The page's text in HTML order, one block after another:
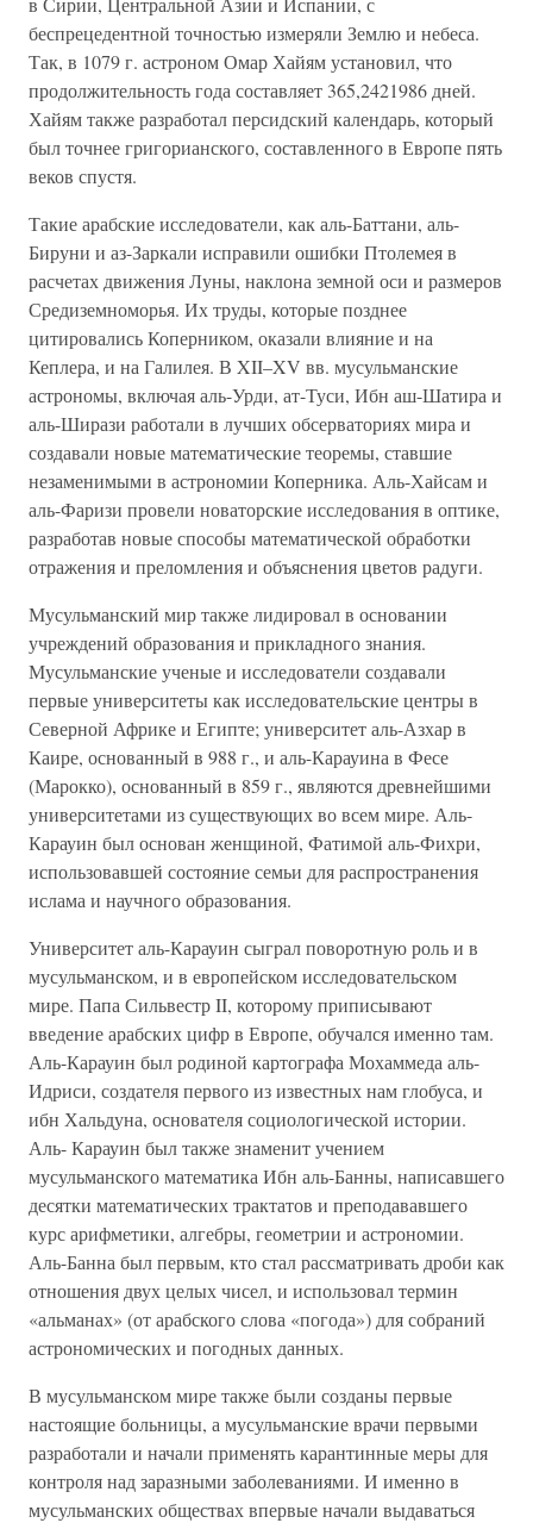
беспрецедентной точностью измеряли Землю и небеса.
Так, в 1079 г. астроном Омар Хайям установил, что
продолжительность года составляет 365,2421986 дней.
Хайям также разработал персидский календарь, который
был точнее григорианского, составленного в Европе пять
веков спустя.
Такие арабские исследователи, как аль-Баттани, аль-
Бируни и аз-Заркали исправили ошибки Птолемея в
расчетах движения Луны, наклона земной оси и размеров
Средиземноморья. Их труды, которые позднее
цитировались Коперником, оказали влияние и на
Кеплера, и на Галилея. В XII–XV вв. мусульманские
астрономы, включая аль-Урди, ат-Туси, Ибн аш-Шатира и
аль-Ширази работали в лучших обсерваториях мира и
создавали новые математические теоремы, ставшие
незаменимыми в астрономии Коперника. Аль-Хайсам и
аль-Фаризи провели новаторские исследования в оптике,
разработав новые способы математической обработки
отражения и преломления и объяснения цветов радуги.
Мусульманский мир также лидировал в основании
учреждений образования и прикладного знания.
Мусульманские ученые и исследователи создавали
первые университеты как исследовательские центры в
Северной Африке и Египте; университет аль-Азхар в
Каире, основанный в 988 г., и аль-Карауина в Фесе
(Марокко), основанный в 859 г., являются древнейшими
университетами из существующих во всем мире. Аль-
Карауин был основан женщиной, Фатимой аль-Фихри,
использовавшей состояние семьи для распространения
ислама и научного образования.
Университет аль-Карауин сыграл поворотную роль и в
мусульманском, и в европейском исследовательском
мире. Папа Сильвестр II, которому приписывают
введение арабских цифр в Европе, обучался именно там.
Аль-Карауин был родиной картографа Мохаммеда аль-
Идриси, создателя первого из известных нам глобуса, и
ибн Хальдуна, основателя социологической истории.
Аль- Карауин был также знаменит учением
мусульманского математика Ибн аль-Банны, написавшего
десятки математических трактатов и преподававшего
курс арифметики, алгебры, геометрии и астрономии.
Аль-Банна был первым, кто стал рассматривать дроби как
отношения двух целых чисел, и использовал термин
«альманах» (от арабского слова «погода») для собраний
астрономических и погодных данных.
В мусульманском мире также были созданы первые
настоящие больницы, а мусульманские врачи первыми
разработали и начали применять карантинные меры для
контроля над заразными заболеваниями. И именно в
мусульманских обществах впервые начали выдаваться